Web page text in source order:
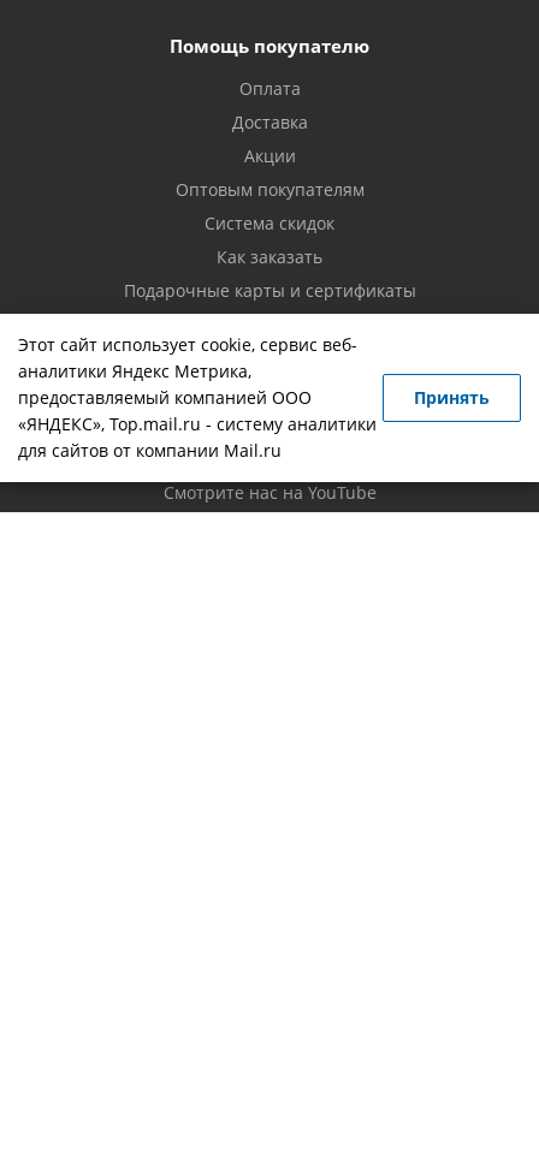
Помощь покупателю
Оплата
Доставка
Акции
Оптовым покупателям
Система скидок
Как заказать
Подарочные карты и сертификаты
Контакты
Вопрос-ответ
Новости
Смотрите нас на YouTube
Этот сайт использует cookie, сервис веб-
аналитики Яндекс Метрика,
предоставляемый компанией ООО
«ЯНДЕКС», Top.mail.ru - систему аналитики
для сайтов от компании Mail.ru
Принять